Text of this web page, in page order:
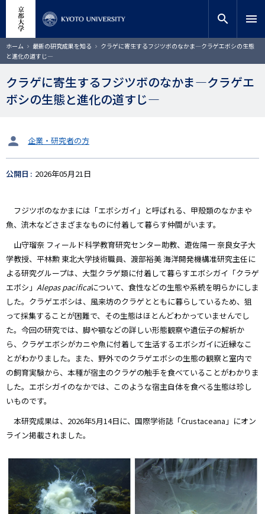
コ
ン
テ
に
サイト内検索
検索
search menu
ホーム 最新の研究成果を知る
クラゲに寄生するフジツボのなかま―クラゲエボシの生態
と進化の道すじ―
クラゲに寄生するフジツボのなかま―クラゲエ
ボシの生態と進化の道すじ―
タ
ッ
企業・研究者の方
公開日 2026年05月21日
フジツボのなかまには「エボシガイ」と呼ばれる、甲殻類のなかまや
魚、流木などさまざまなものに付着して暮らす仲間がいます。
山守瑠奈 フィールド科学教育研究センター助教、遊佐陽一 奈良女子大
学教授、平林勲 東北大学技術職員、渡部裕美 海洋開発機構准研究主任に
よる研究グループは、大型クラゲ類に付着して暮らすエボシガイ「クラゲ
エボシ」 Alepas pacificaについて、食性などの生態や系統を明らかにしま
した。クラゲエボシは、風来坊のクラゲとともに暮らしているため、狙
って採集することが困難で、その生態はほとんどわかっていませんでし
た。今回の研究では、脚や顎などの詳しい形態観察や遺伝子の解析か
ら、クラゲエボシがカニや魚に付着して生活するエボシガイに近縁なこ
とがわかりました。また、野外でのクラゲエボシの生態の観察と室内で
の飼育実験から、本種が宿主のクラゲの触手を食べていることがわかりま
した。エボシガイのなかでは、このような宿主自体を食べる生態は珍し
いものです。
本研究成果は、2026年5月14日に、国際学術誌「Crustaceana」にオン
ライン掲載されました。
画
像